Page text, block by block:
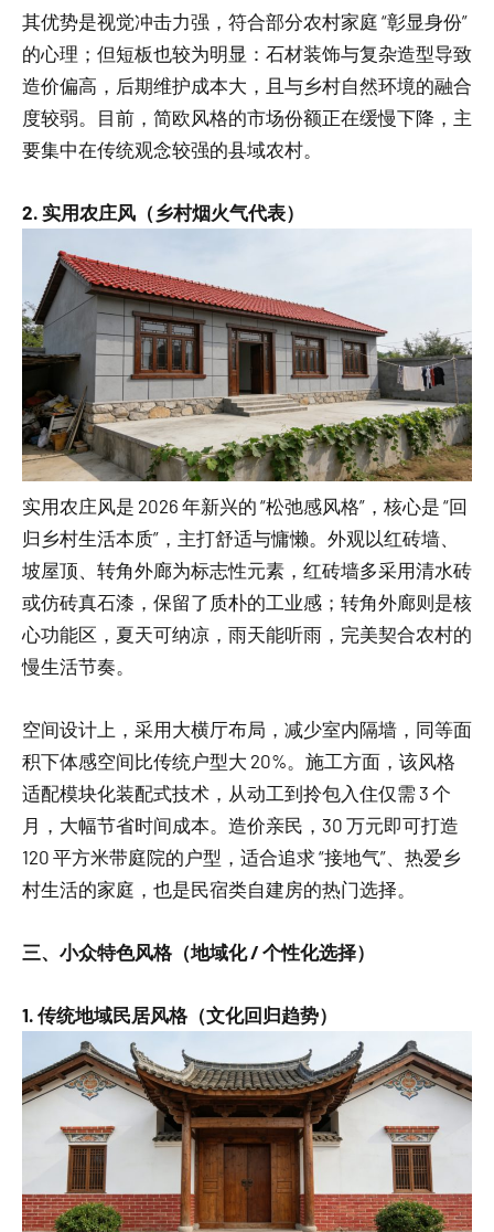
其优势是视觉冲击力强，符合部分农村家庭 “彰显身份”
的心理；但短板也较为明显：石材装饰与复杂造型导致
造价偏高，后期维护成本大，且与乡村自然环境的融合
度较弱。目前，简欧风格的市场份额正在缓慢下降，主
要集中在传统观念较强的县域农村。
2. 实用农庄风（乡村烟火气代表）
实用农庄风是 2026 年新兴的 “松弛感风格”，核心是 “回
归乡村生活本质”，主打舒适与慵懒。外观以红砖墙、
坡屋顶、转角外廊为标志性元素，红砖墙多采用清水砖
或仿砖真石漆，保留了质朴的工业感；转角外廊则是核
心功能区，夏天可纳凉，雨天能听雨，完美契合农村的
慢生活节奏。
空间设计上，采用大横厅布局，减少室内隔墙，同等面
积下体感空间比传统户型大 20%。施工方面，该风格
适配模块化装配式技术，从动工到拎包入住仅需 3 个
月，大幅节省时间成本。造价亲民，30 万元即可打造
120 平方米带庭院的户型，适合追求 “接地气”、热爱乡
村生活的家庭，也是民宿类自建房的热门选择。
三、小众特色风格（地域化 / 个性化选择）
1. 传统地域民居风格（文化回归趋势）